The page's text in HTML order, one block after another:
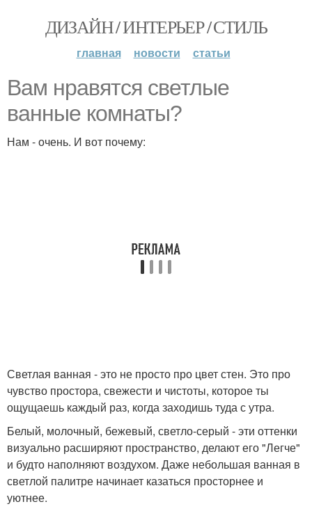
ДИЗАЙН / ИНТЕРЬЕР / СТИЛЬ
главная новости статьи
Вам нравятся светлые
ванные комнаты?
Нам - очень. И вот почему:
Светлая ванная - это не просто про цвет стен. Это про
чувство простора, свежести и чистоты, которое ты
ощущаешь каждый раз, когда заходишь туда с утра.
Белый, молочный, бежевый, светло-серый - эти оттенки
визуально расширяют пространство, делают его "Легче"
и будто наполняют воздухом. Даже небольшая ванная в
светлой палитре начинает казаться просторнее и
уютнее.